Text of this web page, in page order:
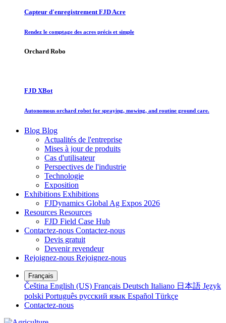
Capteur d'enregistrement FJD Acre
Rendez le comptage des acres précis et simple
Orchard Robo
FJD XBot
Autonomous orchard robot for spraying, mowing, and routine ground care.
Blog Blog
Actualités de l'entreprise
Mises à jour de produits
Cas d'utilisateur
Perspectives de l'industrie
Technologie
Exposition
Exhibitions Exhibitions
FJDynamics Global Ag Expos 2026
Resources Resources
FJD Field Case Hub
Contactez-nous Contactez-nous
Devis gratuit
Devenir revendeur
Rejoignez-nous Rejoignez-nous
Français
Čeština English (US) Français Deutsch Italiano 日本語 Język
polski Português русский язык Español Türkçe
Contactez-nous